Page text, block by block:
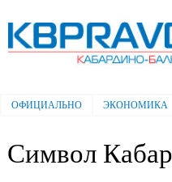
Электронная газета
Балкарская правда"
Главное меню
ОФИЦИАЛЬНО ЭКОНОМИКА
Символ